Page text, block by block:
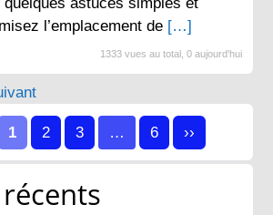
l’emplacement de […]
1333 vues au total, 0 aujourd'hui
1 2 3 … 6 ››